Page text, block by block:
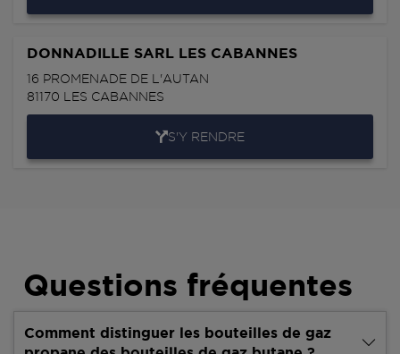
DONNADILLE SARL LES CABANNES
16 PROMENADE DE L'AUTAN
81170 LES CABANNES
S'Y RENDRE
Questions fréquentes
Comment distinguer les bouteilles de gaz